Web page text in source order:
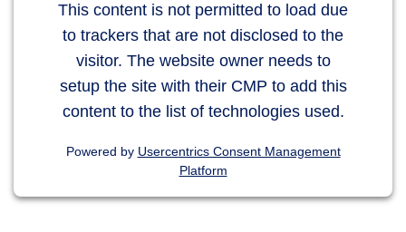
This content is not permitted to load due
to trackers that are not disclosed to the
visitor. The website owner needs to
setup the site with their CMP to add this
content to the list of technologies used.
Powered by Usercentrics Consent Management
Platform